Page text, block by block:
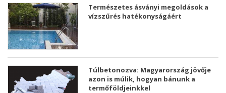
Természetes ásványi megoldások a
vízszűrés hatékonyságáért
Túlbetonozva: Magyarország jövője
azon is múlik, hogyan bánunk a
termőföldjeinkkel